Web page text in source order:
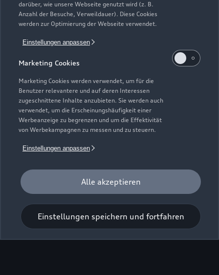
darüber, wie unsere Webseite genutzt wird (z. B.
Anzahl der Besuche, Verweildauer). Diese Cookies
werden zur Optimierung der Webseite verwendet.
Einstellungen anpassen
Marketing Cookies
Marketing Cookies werden verwendet, um für die
Benutzer relevantere und auf deren Interessen
zugeschnittene Inhalte anzubieten. Sie werden auch
verwendet, um die Erscheinungshäufigkeit einer
Werbeanzeige zu begrenzen und um die Effektivität
von Werbekampagnen zu messen und zu steuern.
Einstellungen anpassen
Alle akzeptieren
Einstellungen speichern und fortfahren
Zu den Rädern